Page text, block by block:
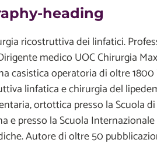
heading
ricostruttiva dei linfatici.
medico UOC Chirurgia
casistica operatoria di oltre
linfatica e chirurgia del
ortottica presso la Scuola
e presso la Scuola
Autore di oltre 50